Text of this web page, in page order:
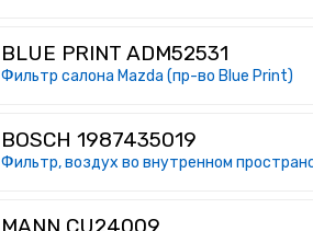
BLUE PRINT ADM52531
Фильтр салона Mazda (пр-во Blue Print)
BOSCH 1987435019
Фильтр, воздух во внутренном